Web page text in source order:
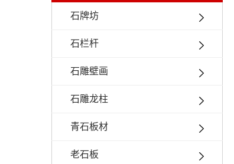
石牌坊
石栏杆
石雕壁画
石雕龙柱
青石板材
老石板